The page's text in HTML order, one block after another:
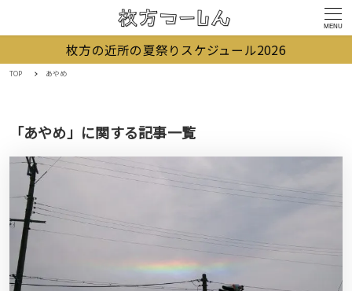
MENU
枚方の近所の夏祭りスケジュール2026
TOP あやめ
「あやめ」に関する記事一覧